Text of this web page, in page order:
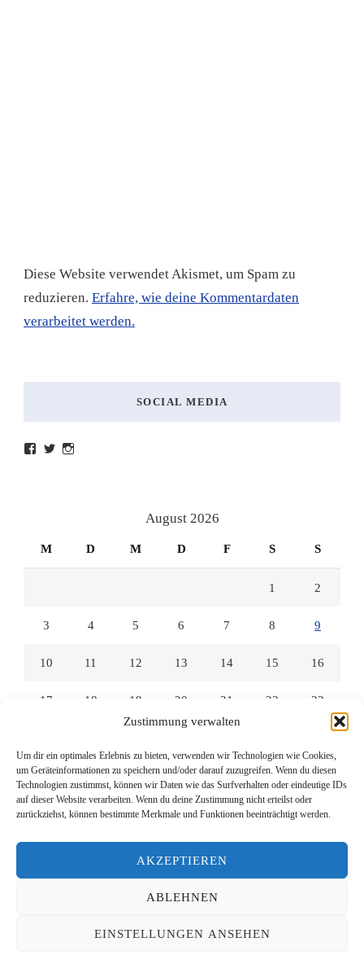
Zustimmung verwalten
Um dir ein optimales Erlebnis zu bieten, verwenden wir Technologien wie Cookies,
um Geräteinformationen zu speichern und/oder darauf zuzugreifen. Wenn du diesen
Technologien zustimmst, können wir Daten wie das Surfverhalten oder eindeutige IDs
auf dieser Website verarbeiten. Wenn du deine Zustimmung nicht erteilst oder
zurückziehst, können bestimmte Merkmale und Funktionen beeinträchtigt werden.
AKZEPTIEREN
ABLEHNEN
EINSTELLUNGEN ANSEHEN
Diese Website verwendet Akismet, um Spam zu
reduzieren. Erfahre, wie deine Kommentardaten
verarbeitet werden.
SOCIAL MEDIA
ProfilProfil
August 2026
M D M D F S S
1 2
3 4 5 6 7 8 9
10 11 12 13 14 15 16
17 18 19 20 21 22 23
31
Yummy Recipe | Entwickelt vonBlossom Themes